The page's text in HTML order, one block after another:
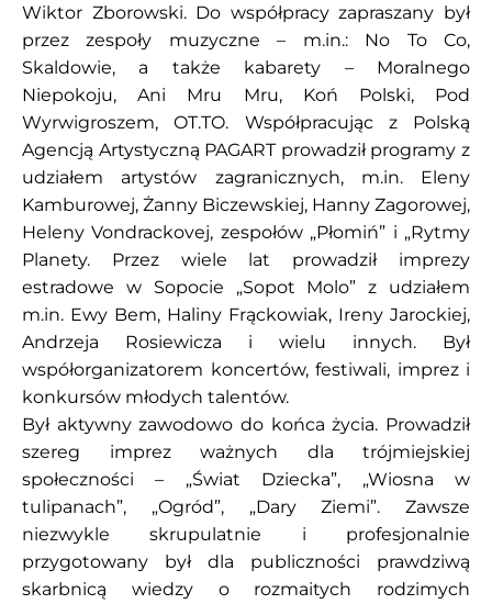
Wiktor Zborowski. Do współpracy zapraszany był
przez zespoły muzyczne – m.in.: No To Co,
Skaldowie, a także kabarety – Moralnego
Niepokoju, Ani Mru Mru, Koń Polski, Pod
Wyrwigroszem, OT.TO. Współpracując z Polską
Agencją Artystyczną PAGART prowadził programy z
udziałem artystów zagranicznych, m.in. Eleny
Kamburowej, Żanny Biczewskiej, Hanny Zagorowej,
Heleny Vondrackovej, zespołów „Płomiń” i „Rytmy
Planety. Przez wiele lat prowadził imprezy
estradowe w Sopocie „Sopot Molo” z udziałem
m.in. Ewy Bem, Haliny Frąckowiak, Ireny Jarockiej,
Andrzeja Rosiewicza i wielu innych. Był
współorganizatorem koncertów, festiwali, imprez i
konkursów młodych talentów.
Był aktywny zawodowo do końca życia. Prowadził
szereg imprez ważnych dla trójmiejskiej
społeczności – „Świat Dziecka”, „Wiosna w
tulipanach”, „Ogród”, „Dary Ziemi”. Zawsze
niezwykle skrupulatnie i profesjonalnie
przygotowany był dla publiczności prawdziwą
skarbnicą wiedzy o rozmaitych rodzimych